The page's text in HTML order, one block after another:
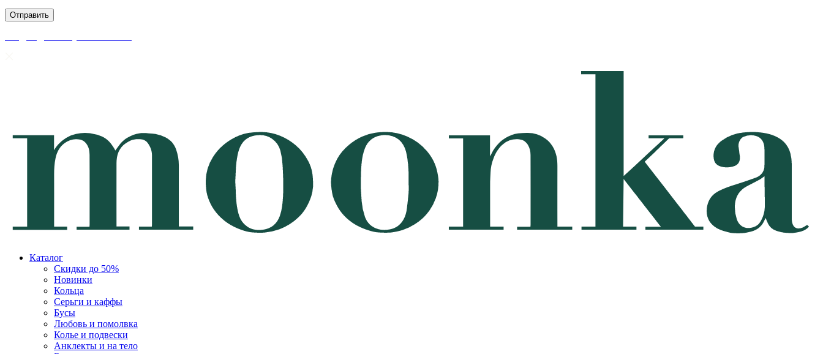
Каталог
Скидки до 50%
Новинки
Кольца
Серьги и каффы
Бусы
Любовь и помолвка
Колье и подвески
Анклекты и на тело